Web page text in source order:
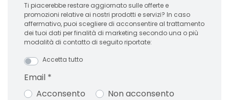
Ti piacerebbe restare aggiornato sulle offerte e
promozioni relative ai nostri prodotti e servizi? In caso
affermativo, puoi scegliere di acconsentire al trattamento
dei tuoi dati per finalità di marketing secondo una o più
modalità di contatto di seguito riportate:
Accetta tutto
Email *
Acconsento
Non acconsento